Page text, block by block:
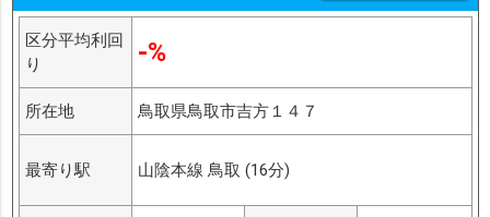
区分平均利回
り
-%
所在地 鳥取県鳥取市吉方１４７
最寄り駅 山陰本線 鳥取 (16分)